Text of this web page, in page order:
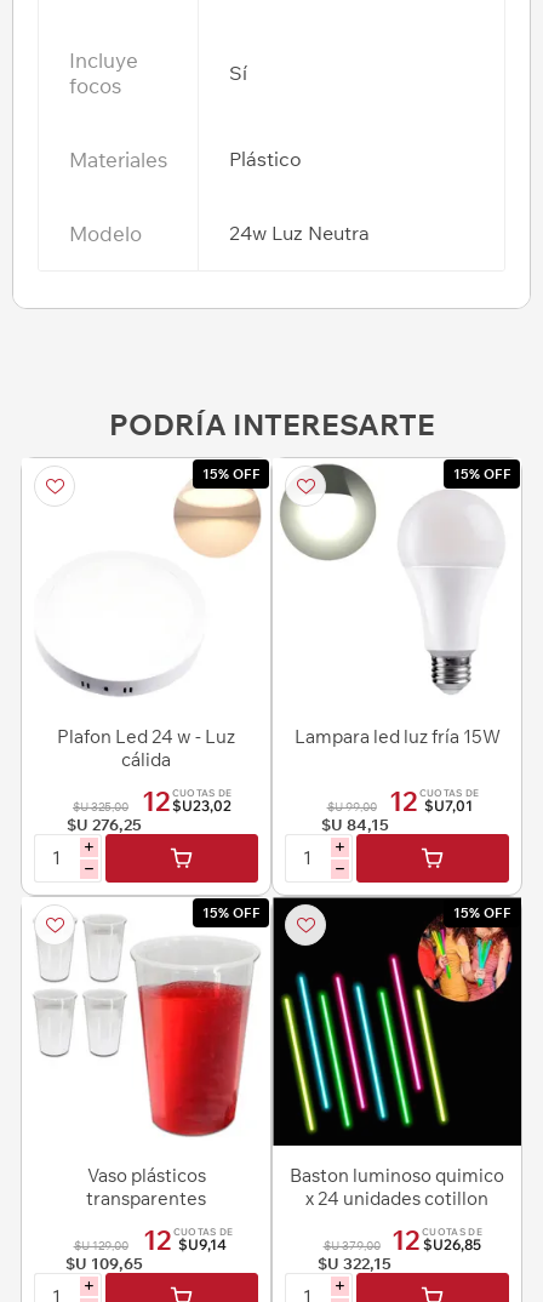
Incluye
focos
Sí
Materiales Plástico
Modelo 24w Luz Neutra
PODRÍA INTERESARTE
15% OFF
Plafon Led 24 w - Luz
cálida
$U 325,00
$U 276,25
12 CUOTAS DE
$U23,02
i
h
15% OFF
Lampara led luz fría 15W
$U 99,00
$U 84,15
12 CUOTAS DE
$U7,01
i
h
15% OFF
Vaso plásticos
transparentes
unidades
$U 129,00
$U 109,65
12 CUOTAS DE
$U9,14
i
15% OFF
Baston luminoso quimico
x 24 unidades cotillon
$U 379,00
$U 322,15
12 CUOTAS DE
$U26,85
i